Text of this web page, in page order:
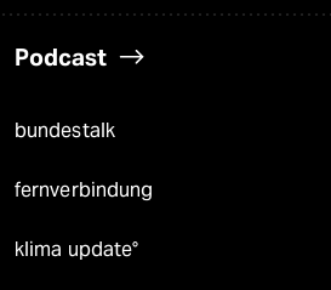
Podcast
bundestalk
fernverbindung
klima update°